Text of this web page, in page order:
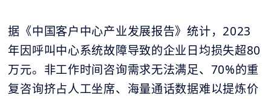
据《中国客户中心产业发展报告》统计，2023
年因呼叫中心系统故障导致的企业日均损失超80
万元。非工作时间咨询需求无法满足、70%的重
复咨询挤占人工坐席、海量通话数据难以提炼价